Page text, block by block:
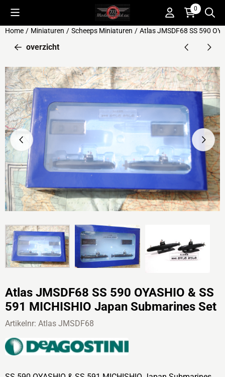
Cookievoorkeuren zijn beschikbaar. Kies instellingen of sta alle
0
Home / Miniaturen / Scheeps Miniaturen / Atlas JMSDF68 SS 590
overzicht
Atlas JMSDF68 SS 590 OYASHIO & SS
591 MICHISHIO Japan Submarines Set
Artikelnr: Atlas JMSDF68